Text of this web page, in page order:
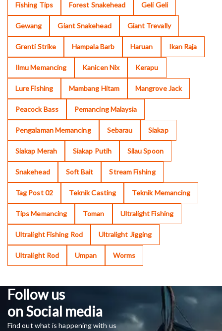
Fishing Tips Forest Snakehead Geli Geli
Gewang Giant Snakehead Giant Trevally
Grenti Strike Hampala Barb Haruan Ikan Raja
Ilmu Memancing Kanicen Nix Kerapu
Lure Fishing Mambang Hitam Mangrove Jack
Peacock Bass Pemancing Malaysia
Pengalaman Memancing Sebarau Siakap
Siakap Merah Siakap Putih Silau Spoon
Snakehead Soft Bait Stream Fishing
Tag Post 02 Teknik Casting Teknik Memancing
Tips Memancing Toman Ultralight Fishing
Ultralight Fishing Rod Ultralight Jigging
Ultralight Rod Umpan Worms
Follow us
on Social media
Find out what is happening with us